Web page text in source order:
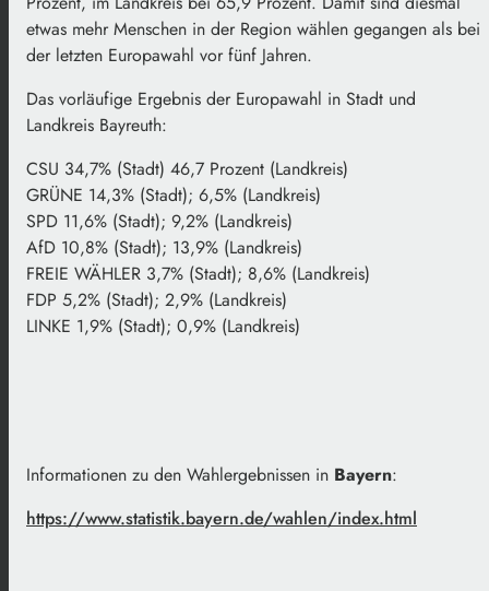
etwas mehr Menschen in der Region wählen gegangen als bei
der letzten Europawahl vor fünf Jahren.
Das vorläufige Ergebnis der Europawahl in Stadt und
Landkreis Bayreuth:
CSU 34,7% (Stadt) 46,7 Prozent (Landkreis)
GRÜNE 14,3% (Stadt); 6,5% (Landkreis)
SPD 11,6% (Stadt); 9,2% (Landkreis)
AfD 10,8% (Stadt); 13,9% (Landkreis)
FREIE WÄHLER 3,7% (Stadt); 8,6% (Landkreis)
FDP 5,2% (Stadt); 2,9% (Landkreis)
LINKE 1,9% (Stadt); 0,9% (Landkreis)
Informationen zu den Wahlergebnissen in Bayern:
https://www.statistik.bayern.de/wahlen/index.html